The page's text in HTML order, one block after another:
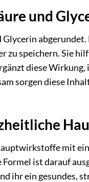
und
zu speichern. Sie
diese
sorgen diese
mit
ist darauf
ihr ein gesundes,